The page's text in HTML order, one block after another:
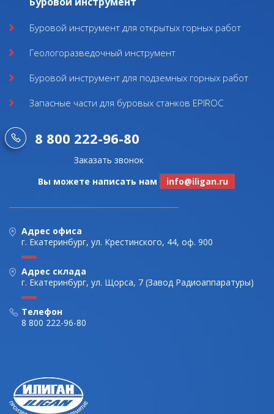
Буровой инструмент для открытых горных работ
Геологоразведочный инструмент
Буровой инструмент для подземных горных работ
Запасные части для буровых станков EPIROC
8 800 222-96-80
Заказать звонок
Вы можете написать нам
info@iligan.ru
Адрес офиса
г. Екатеринбург, ул. Крестинского, 44, оф. 900
Адрес склада
г. Екатеринбург, ул. Щорса, 7 (Завод Радиоаппаратуры)
Телефон
8 800 222-96-80